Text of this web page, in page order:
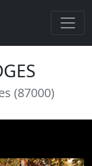
(87000)